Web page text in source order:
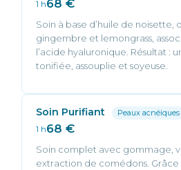
1 h68 €
Soin à base d’huile de noisette,
gingembre et lemongrass,
l’acide hyaluronique. Résultat :
tonifiée, assouplie et soyeuse.
Soin Purifiant Peaux acnéiques
1 h68 €
Soin complet avec gommage,
extraction de comédons. Grâce